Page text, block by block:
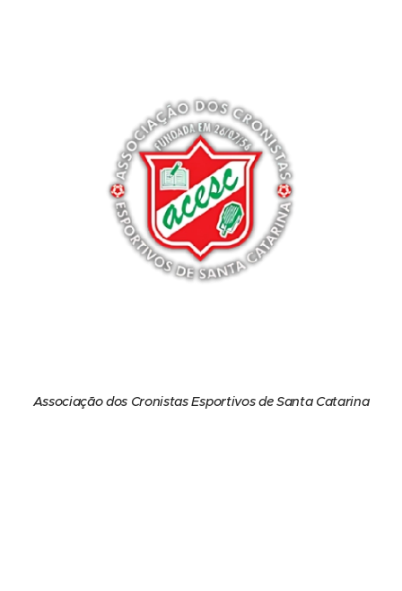
Associação dos Cronistas Esportivos de Santa Catarina